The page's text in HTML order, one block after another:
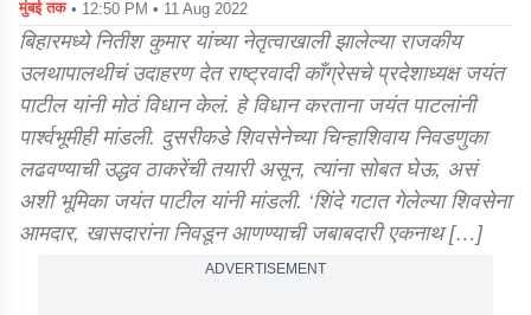
मुंबई तक • 12:50 PM • 11 Aug 2022
बिहारमध्ये नितीश कुमार यांच्या नेतृत्वाखाली झालेल्या राजकीय
उलथापालथीचं उदाहरण देत राष्ट्रवादी काँग्रेसचे प्रदेशाध्यक्ष जयंत
पाटील यांनी मोठं विधान केलं. हे विधान करताना जयंत पाटलांनी
पार्श्वभूमीही मांडली. दुसरीकडे शिवसेनेच्या चिन्हाशिवाय निवडणुका
लढवण्याची उद्धव ठाकरेंची तयारी असून, त्यांना सोबत घेऊ, असं
अशी भूमिका जयंत पाटील यांनी मांडली. ‘शिंदे गटात गेलेल्या शिवसेना
आमदार, खासदारांना निवडून आणण्याची जबाबदारी एकनाथ […]
ADVERTISEMENT